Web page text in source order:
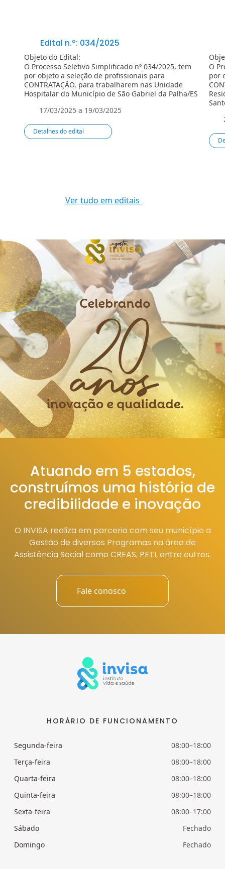
Edital n.º: 034/2025
Objeto do Edital:
O Processo Seletivo Simplificado nº 034/2025, tem
por objeto a seleção de profissionais para
CONTRATAÇÃO, para trabalharem nas Unidade
Hospitalar do Município de São Gabriel da Palha/ES
17/03/2025 a 19/03/2025
Detalhes do edital
O
por
Ver tudo em editais
Atuando em 5 estados,
construímos uma história de
credibilidade e inovação
O INVISA realiza em parceria com seu município a
Gestão de diversos Programas na área de
Assistência Social como CREAS, PETI, entre outros.
Fale conosco
HORÁRIO DE FUNCIONAMENTO
Segunda-feira
08:00–18:00
Terça-feira
08:00–18:00
Quarta-feira
08:00–18:00
Quinta-feira
08:00–18:00
Sexta-feira
08:00–17:00
Sábado
Fechado
Domingo
Fechado